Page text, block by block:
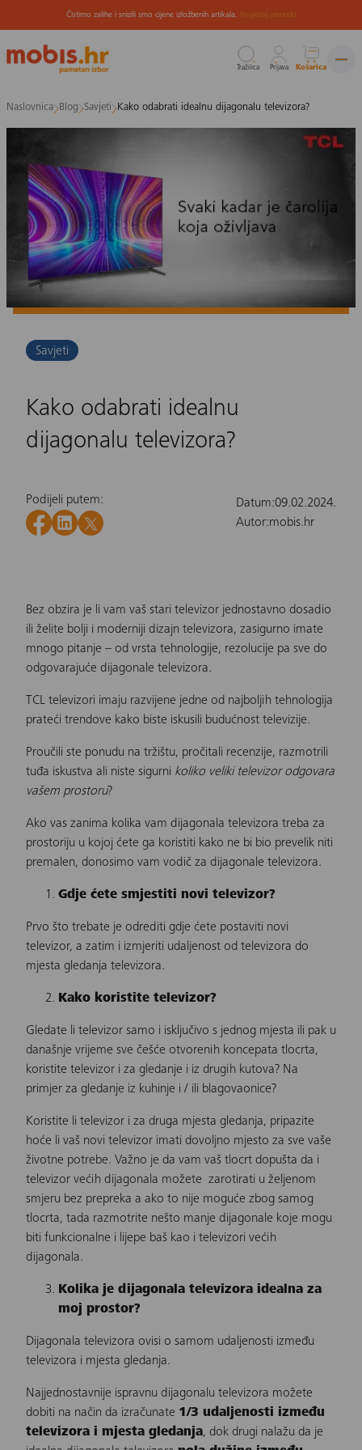
na
sadržaj
Čistimo zalihe i snizili smo cijene izložbenih artikala. Pogledaj ponudu
Tražilica Prijava Košarica
Naslovnica Blog Savjeti Kako odabrati idealnu dijagonalu televizora?
Savjeti
Kako odabrati idealnu
dijagonalu televizora?
Podijeli putem: Datum:09.02.2024.
Autor:mobis.hr
Bez obzira je li vam vaš stari televizor jednostavno dosadio
ili želite bolji i moderniji dizajn televizora, zasigurno imate
mnogo pitanje – od vrsta tehnologije, rezolucije pa sve do
odgovarajuće dijagonale televizora.
TCL televizori imaju razvijene jedne od najboljih tehnologija
prateći trendove kako biste iskusili budućnost televizije.
Proučili ste ponudu na tržištu, pročitali recenzije, razmotrili
tuđa iskustva ali niste sigurni koliko veliki televizor odgovara
vašem prostoru?
Ako vas zanima kolika vam dijagonala televizora treba za
prostoriju u kojoj ćete ga koristiti kako ne bi bio prevelik niti
premalen, donosimo vam vodič za dijagonale televizora.
Gdje ćete smjestiti novi televizor?
Prvo što trebate je odrediti gdje ćete postaviti novi
televizor, a zatim i izmjeriti udaljenost od televizora do
mjesta gledanja televizora.
Kako koristite televizor?
Gledate li televizor samo i isključivo s jednog mjesta ili pak u
današnje vrijeme sve češće otvorenih koncepata tlocrta,
koristite televizor i za gledanje i iz drugih kutova? Na
primjer za gledanje iz kuhinje i / ili blagovaonice?
Koristite li televizor i za druga mjesta gledanja, pripazite
hoće li vaš novi televizor imati dovoljno mjesto za sve vaše
životne potrebe. Važno je da vam vaš tlocrt dopušta da i
televizor većih dijagonala možete zarotirati u željenom
smjeru bez prepreka a ako to nije moguće zbog samog
tlocrta, tada razmotrite nešto manje dijagonale koje mogu
biti funkcionalne i lijepe baš kao i televizori većih
dijagonala.
Kolika je dijagonala televizora idealna za
moj prostor?
Dijagonala televizora ovisi o samom udaljenosti između
televizora i mjesta gledanja.
Najjednostavnije ispravnu dijagonalu televizora možete
dobiti na način da izračunate 1/3 udaljenosti između
televizora i mjesta gledanja, dok drugi nalažu da je